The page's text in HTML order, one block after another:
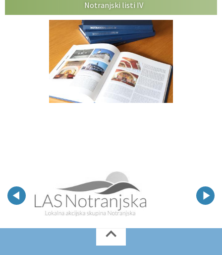
Notranjski listi IV